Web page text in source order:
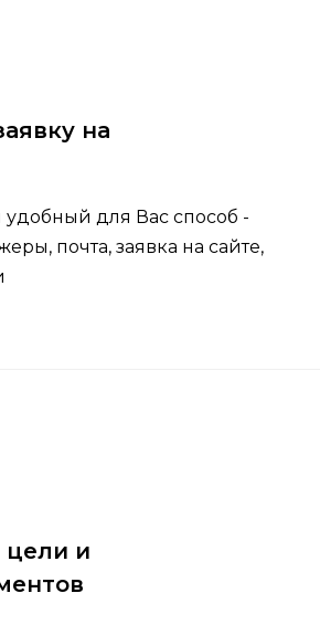
на
для Вас способ -
почта, заявка на сайте,
и